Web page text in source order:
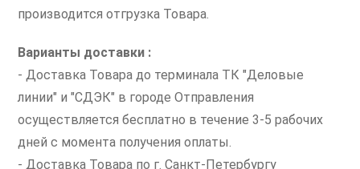
производится отгрузка Товара.
Варианты доставки :
- Доставка Товара до терминала ТК "Деловые
линии" и "СДЭК" в городе Отправления
осуществляется бесплатно в течение 3-5 рабочих
дней с момента получения оплаты.
- Доставка Товара по г. Санкт-Петербургу